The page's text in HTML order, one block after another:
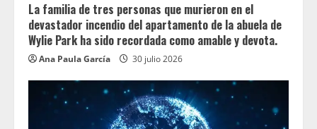
La familia de tres personas que murieron en el
devastador incendio del apartamento de la abuela de
Wylie Park ha sido recordada como amable y devota.
Ana Paula García 30 julio 2026